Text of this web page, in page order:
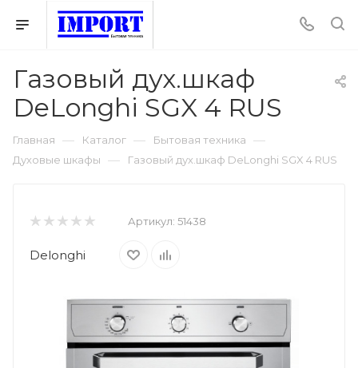
Газовый дух.шкаф
DeLonghi SGX 4 RUS
Главная — Каталог — Бытовая техника —
Духовые шкафы — Газовый дух.шкаф DeLonghi SGX 4 RUS
Артикул: 51438
Delonghi